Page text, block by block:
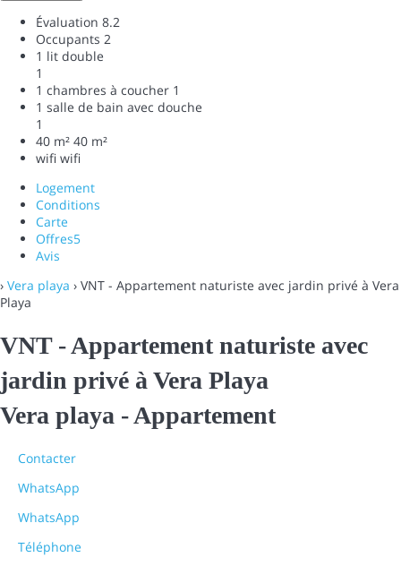
Évaluation 8.2
Occupants 2
1 lit double
1
1 chambres à coucher 1
1 salle de bain avec douche
1
40 m² 40 m²
wifi wifi
Logement
Conditions
Carte
Offres5
Avis
› Vera playa › VNT - Appartement naturiste avec jardin privé à Vera
Playa
VNT - Appartement naturiste avec
jardin privé à Vera Playa
Vera playa -Appartement
Contacter
WhatsApp
WhatsApp
Téléphone